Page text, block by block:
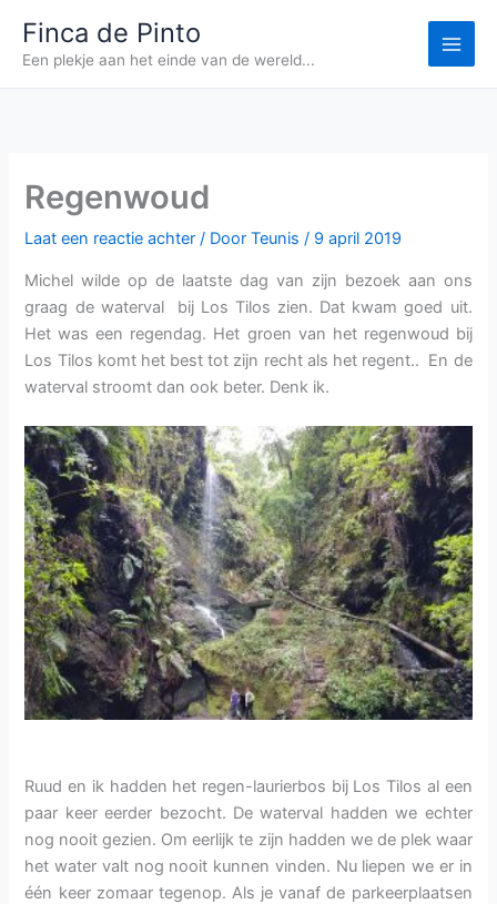
naar
inhoud
Finca de Pinto
Een plekje aan het einde van de wereld...
Regenwoud
Laat een reactie achter / DoorTeunis/ 9 april 2019
Michel wilde op de laatste dag van zijn bezoek aan ons
graag de waterval bij Los Tilos zien. Dat kwam goed uit.
Het was een regendag. Het groen van het regenwoud bij
Los Tilos komt het best tot zijn recht als het regent.. En de
waterval stroomt dan ook beter. Denk ik.
Ruud en ik hadden het regen-laurierbos bij Los Tilos al een
paar keer eerder bezocht. De waterval hadden we echter
nog nooit gezien. Om eerlijk te zijn hadden we de plek waar
het water valt nog nooit kunnen vinden. Nu liepen we er in
één keer zomaar tegenop. Als je vanaf de parkeerplaatsen